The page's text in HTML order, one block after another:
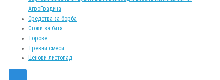
АгроГрадина
Средства за борба
Стоки за бита
Торове
Тревни смеси
Ценови листопад